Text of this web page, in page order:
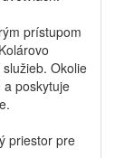
prístupom
Okolie
poskytuje
priestor pre